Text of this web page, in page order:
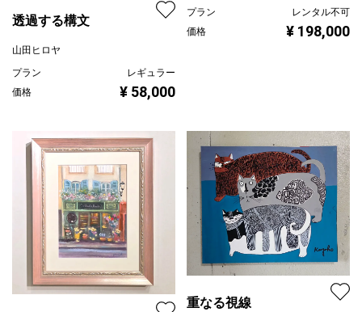
透過する構文
山田ヒロヤ
プラン
レギュラー
価格
¥ 58,000
プラン
レンタル不可
価格
¥ 198,000
重なる視線